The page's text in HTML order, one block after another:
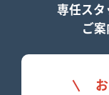
専任スタ
ご